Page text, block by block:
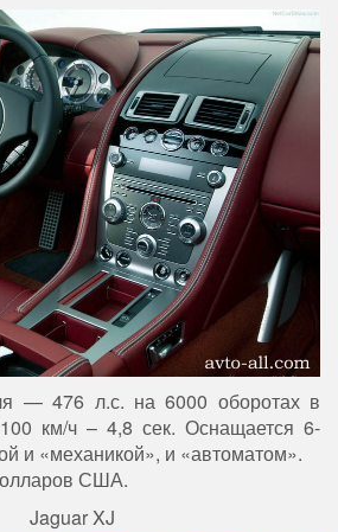
— 476 л.с. на 6000 оборотах в
км/ч – 4,8 сек. Оснащается 6-
и «механикой», и «автоматом».
США.
Jaguar XJ